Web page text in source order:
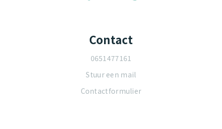
Contact
0651477161
Stuur een mail
Contactformulier